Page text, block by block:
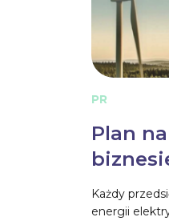
PR
Plan
Każdy
energii